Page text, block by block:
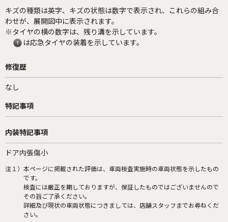
キズの種類は英字、キズの状態は数字で表示され、これらの組み合
わせが、展開図中に表示されます。
※タイヤの横の数字は、残り溝を示しています。
は応急タイヤの装着を示しています。
修復歴
なし
特記事項
内装特記事項
ドア内張傷小
注１） 本ページに掲載された評価は、車両検査実施時の車両状態を示したもの
です。
検査には厳正を期しておりますが、保証したものではございませんので
その旨ご了承ください。
詳細及び現状の車両状態につきましては、店舗スタッフまでお尋ねくだ
さい。